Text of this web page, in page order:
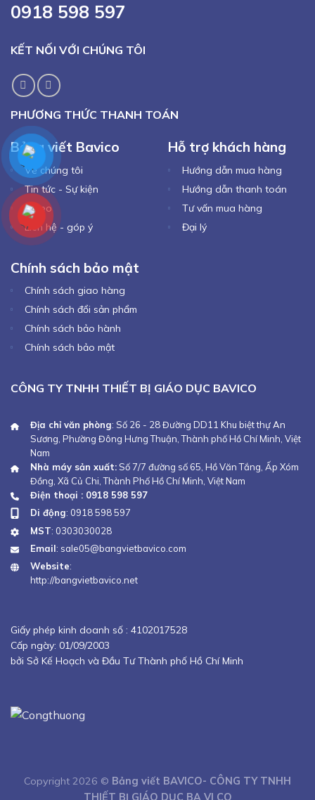
0918 598 597
KẾT NỐI VỚI CHÚNG TÔI
PHƯƠNG THỨC THANH TOÁN
Bảng viết Bavico
Về chúng tôi
Tin tức - Sự kiện
Video
Liên hệ - góp ý
Hỗ trợ khách hàng
Hướng dẫn mua hàng
Hướng dẫn thanh toán
Tư vấn mua hàng
Đại lý
Chính sách bảo mật
Chính sách giao hàng
Chính sách đổi sản phẩm
Chính sách bảo hành
Chính sách bảo mật
CÔNG TY TNHH THIẾT BỊ GIÁO DỤC BAVICO
Địa chỉ văn phòng: Số 26 - 28 Đường DD11 Khu biệt thự An
Sương, Phường Đông Hưng Thuận, Thành phố Hồ Chí Minh, Việt
Nam
Nhà máy sản xuất: Số 7/7 đường số 65, Hồ Văn Tắng, Ấp Xóm
Đồng, Xã Củ Chi, Thành Phố Hồ Chí Minh, Việt Nam
Điện thoại : 0918 598 597
Di động: 0918 598 597
MST: 0303030028
Email: sale05@bangvietbavico.com
Website:
http://bangvietbavico.net
Giấy phép kinh doanh số : 4102017528
Cấp ngày: 01/09/2003
bởi Sở Kế Hoạch và Đầu Tư Thành phố Hồ Chí Minh
Copyright 2026 © Bảng viết BAVICO- CÔNG TY TNHH
THIẾT BỊ GIÁO DỤC BA VI CO